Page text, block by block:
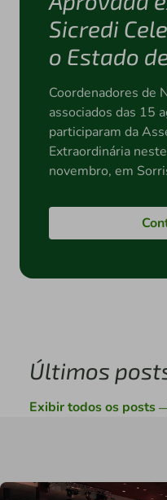
Sicredi
o Estado
Coordenadores de
associados das 15
participaram da
Extraordinária
novembro, em
Últimos
Exibir todos os posts